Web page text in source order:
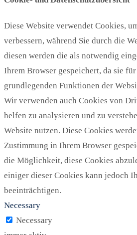
Diese Website verwendet Cookies,
verbessern, während Sie durch die
diesen werden die als notwendig
Ihrem Browser gespeichert, da sie
grundlegenden Funktionen der
Wir verwenden auch Cookies von
helfen zu analysieren und zu
Website nutzen. Diese Cookies
Zustimmung in Ihrem Browser
die Möglichkeit, diese Cookies
einiger dieser Cookies kann jedoch
beeinträchtigen.
Necessary
Necessary